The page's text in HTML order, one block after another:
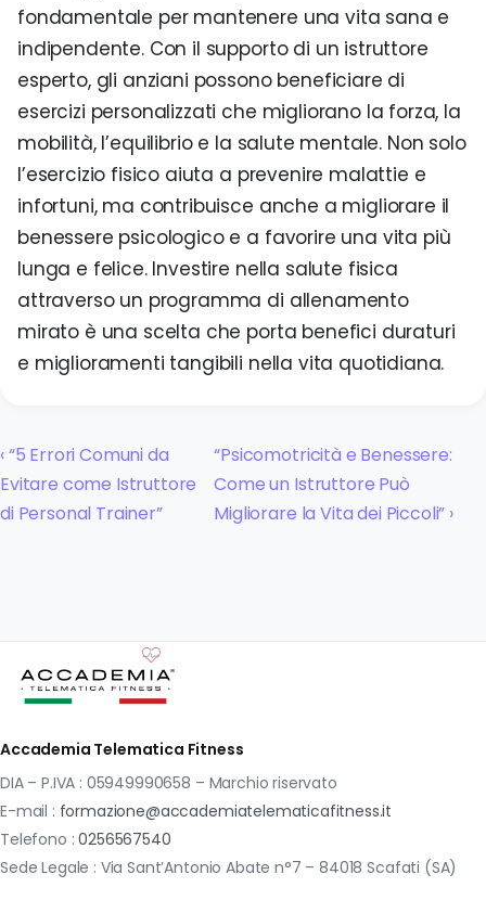
fondamentale per mantenere una vita sana e
indipendente. Con il supporto di un istruttore
esperto, gli anziani possono beneficiare di
esercizi personalizzati che migliorano la forza, la
mobilità, l’equilibrio e la salute mentale. Non solo
l’esercizio fisico aiuta a prevenire malattie e
infortuni, ma contribuisce anche a migliorare il
benessere psicologico e a favorire una vita più
lunga e felice. Investire nella salute fisica
attraverso un programma di allenamento
mirato è una scelta che porta benefici duraturi
e miglioramenti tangibili nella vita quotidiana.
‹ “5 Errori Comuni da
Evitare come Istruttore
di Personal Trainer”
“Psicomotricità e Benessere:
Come un Istruttore Può
Migliorare la Vita dei Piccoli” ›
Accademia Telematica Fitness
DIA – P.IVA : 05949990658 – Marchio riservato
E-mail : formazione@accademiatelematicafitness.it
Telefono :0256567540
Sede Legale : Via Sant’Antonio Abate n°7 – 84018 Scafati (SA)